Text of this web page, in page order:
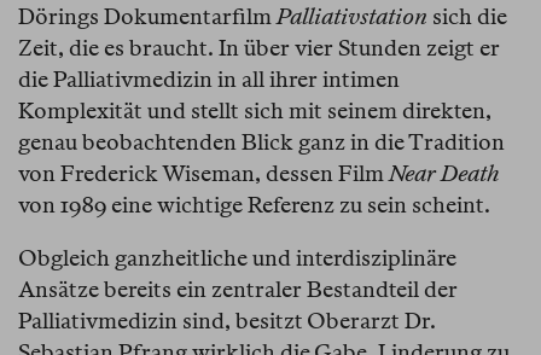
Dörings DokumentarfilmPalliativstation sich die
Zeit, die es braucht. In über vier Stunden zeigt er
die Palliativmedizin in all ihrer intimen
Komplexität und stellt sich mit seinem direkten,
genau beobachtenden Blick ganz in die Tradition
von Frederick Wiseman, dessen FilmNear Death
von 1989 eine wichtige Referenz zu sein scheint.
Obgleich ganzheitliche und interdisziplinäre
Ansätze bereits ein zentraler Bestandteil der
Palliativmedizin sind, besitzt Oberarzt Dr.